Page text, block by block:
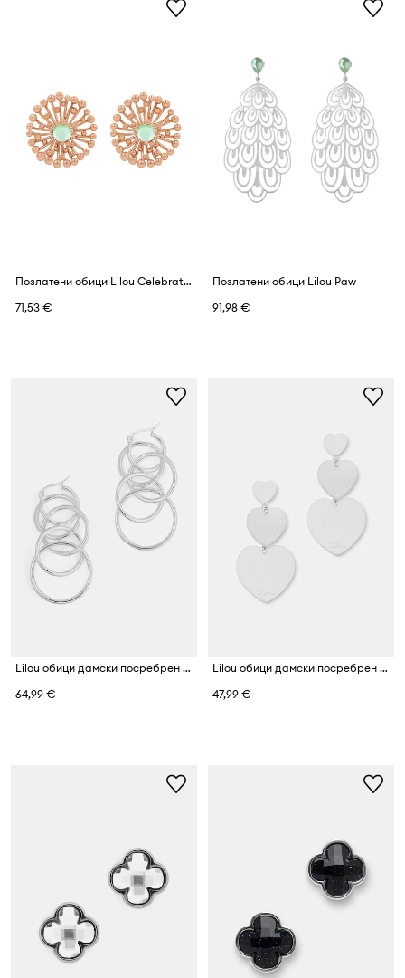
Позлатени обици Lilou Celebrate
71,53 €
Позлатени обици Lilou Paw
91,98 €
Lilou обици дамски посребрен модел
64,99 €
Lilou обици дамски посребрен модел
47,99 €